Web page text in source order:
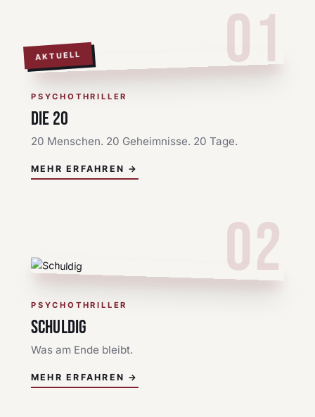
AKTUELL 01
PSYCHOTHRILLER
DIE 20
20 Menschen. 20 Geheimnisse. 20 Tage.
MEHR ERFAHREN →
02
PSYCHOTHRILLER
SCHULDIG
Was am Ende bleibt.
MEHR ERFAHREN →